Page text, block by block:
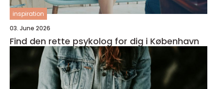
inspiration
03. June 2026
Find den rette psykolog for dig i København